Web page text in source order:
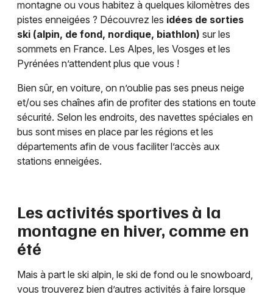
montagne ou vous habitez à quelques kilomètres des
pistes enneigées ? Découvrez les idées de sorties
ski (alpin, de fond, nordique, biathlon) sur les
sommets en France. Les Alpes, les Vosges et les
Pyrénées n’attendent plus que vous !
Bien sûr, en voiture, on n’oublie pas ses pneus neige
et/ou ses chaînes afin de profiter des stations en toute
sécurité. Selon les endroits, des navettes spéciales en
bus sont mises en place par les régions et les
départements afin de vous faciliter l’accès aux
stations enneigées.
Les activités sportives à la
montagne en hiver, comme en
été
Mais à part le ski alpin, le ski de fond ou le snowboard,
vous trouverez bien d’autres activités à faire lorsque